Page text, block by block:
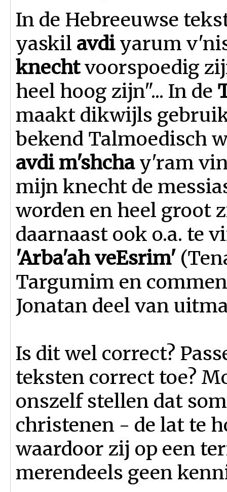
In de Hebreeuwse
yaskil avdiyarum
knechtvoorspoedig
heel hoog zijn"... In de
maakt dikwijls
bekend Talmoedisch
avdi m'shchay'ram
mijn knecht de
worden en heel groot
daarnaast ook o.a. te
'Arba'ah veEsrim'
Targumim en
Jonatan deel van
Is dit wel correct?
teksten correct toe?
onszelf stellen dat
christenen - de lat te
waardoor zij op een
merendeels geen